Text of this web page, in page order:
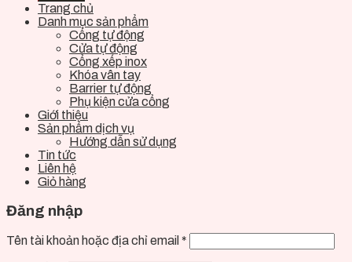
Trang chủ
Danh mục sản phẩm
Cổng tự động
Cửa tự động
Cổng xếp inox
Khóa vân tay
Barrier tự động
Phụ kiện cửa cổng
Giới thiệu
Sản phẩm dịch vụ
Hướng dẫn sử dụng
Tin tức
Liên hệ
Giỏ hàng
Đăng nhập
Tên tài khoản hoặc địa chỉ email *